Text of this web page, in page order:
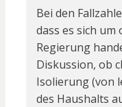
Bei den
dass es sich
Regierung
Diskussion, ob
Isolierung (von
des Haushalts